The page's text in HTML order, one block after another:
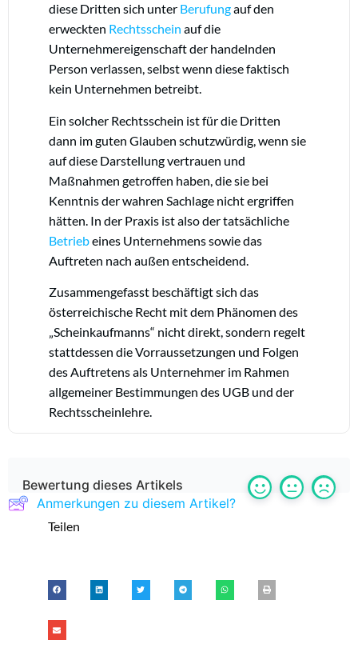
diese Dritten sich unter Berufungauf den
erweckten Rechtsschein auf die
Unternehmereigenschaft der handelnden
Person verlassen, selbst wenn diese faktisch
kein Unternehmen betreibt.
Ein solcher Rechtsschein ist für die Dritten
dann im guten Glauben schutzwürdig, wenn sie
auf diese Darstellung vertrauen und
Maßnahmen getroffen haben, die sie bei
Kenntnis der wahren Sachlage nicht ergriffen
hätten. In der Praxis ist also der tatsächliche
Betriebeines Unternehmens sowie das
Auftreten nach außen entscheidend.
Zusammengefasst beschäftigt sich das
österreichische Recht mit dem Phänomen des
„Scheinkaufmanns“ nicht direkt, sondern regelt
stattdessen die Vorraussetzungen und Folgen
des Auftretens als Unternehmer im Rahmen
allgemeiner Bestimmungen des UGB und der
Rechtsscheinlehre.
Bewertung dieses Artikels
Anmerkungen zu diesem Artikel?
Teilen